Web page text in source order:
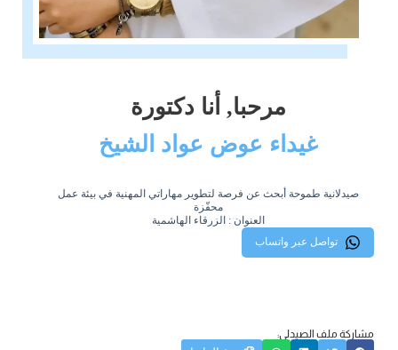
مرحبا, أنا دكتورة
غيداء عوض عواد الشيخ
صيدلانية طموحة أبحث عن فرصة لتطوير مهاراتي المهنية في بيئة عمل
محفّزة
العنوان : الزرقاء الهاشمية
تواصل عبر واتساب
مشاركة ملف الصيدلي: